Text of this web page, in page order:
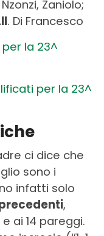
Zaniolo;
. Di Francesco
la 23^
per la 23^
ci dice che
sono i
infatti solo
,
ai 14 pareggi.